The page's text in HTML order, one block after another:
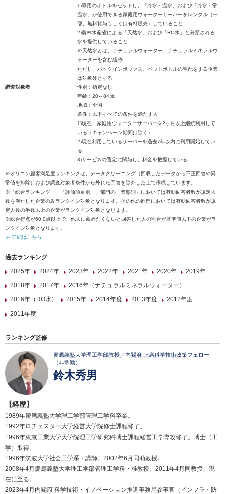
1)専用のボトルをセットし、「冷水・温水」および「冷水・常
温水」が使用できる家庭用ウォーターサーバーをレンタル（一
部、無料貸与もしくは有料販売）していること
2)農林水産省による「天然水」および「RO水」と分類される
水を提供していること
※天然水とは、ナチュラルウォーター、ナチュラルミネラルウ
ォーターを含む総称
ただし、バックインボックス、ペットボトルの宅配をする企業
は対象外とする
調査対象者
性別：指定なし
年齢：20～84歳
地域：全国
条件：以下すべての条件を満たす人
1)現在、家庭用ウォーターサーバーを2ヶ月以上継続利用して
いる（キャンペーン期間は除く）
2)現在利用しているサーバーを過去7年以内に利用開始してい
る
3)サービスの選定に関与し、料金を把握している
※オリコン顧客満足度ランキングは、データクリーニング（回収したデータから不正回答や異
常値を排除）および調査対象者条件から外れた回答を除外した上で作成しています。
※「総合ランキング」、「評価項目別」、部門の「業態別」においては有効回答者数が規定人
数を満たした企業のみランクイン対象となります。その他の部門においては有効回答者数が規
定人数の半数以上の企業がランクイン対象となります。
※総合得点が60.0点以上で、他人に薦めたくないと回答した人の割合が基準値以下の企業がラ
ンクイン対象となります。
≫ 詳細はこちら
過去ランキング
2025年
2024年 2023年 2022年 2021年 2020年
2019年
2018年
2017年
2016年（ナチュラルミネラルウォーター）
2016年（RO水）
2015年 2014年度 2013年度
2012年度
2011年度
ランキング監修
慶應義塾大学理工学部教授／内閣府 上席科学技術政策フェロー
（非常勤）
鈴木秀男
【経歴】
1989年慶應義塾大学理工学部管理工学科卒業。
1992年ロチェスター大学経営大学院修士課程修了。
1996年東京工業大学大学院理工学研究科博士課程経営工学専攻修了。博士（工
学）取得。
1996年筑波大学社会工学系・講師。2002年6月同助教授。
2008年4月慶應義塾大学理工学部管理工学科・准教授。2011年4月同教授、現
在に至る。
2023年4月内閣府 科学技術・イノベーション推進事務局参事官（インフラ・防